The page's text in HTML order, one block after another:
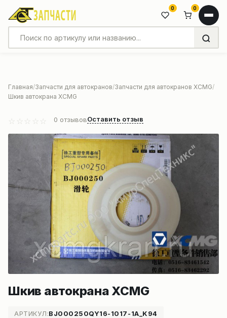
0 0
Главная Запчасти для автокранов Запчасти для автокранов XCMG
Шкив автокрана XCMG
0 отзывовОставить отзыв
Шкив автокрана XCMG
АРТИКУЛ:BJ000250QY16-1017-1A_K94